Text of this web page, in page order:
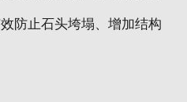
防止石头垮塌、增加结构